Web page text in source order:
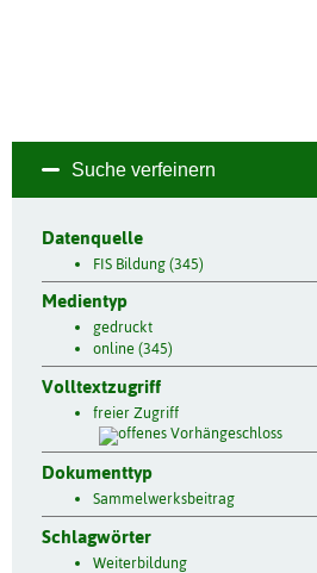
Suche verfeinern
Datenquelle
FIS Bildung (345)
Medientyp
gedruckt
online (345)
Volltextzugriff
freier Zugriff
Dokumenttyp
Sammelwerksbeitrag
Schlagwörter
Weiterbildung